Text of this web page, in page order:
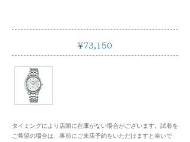
¥73,150
タイミングにより店頭に在庫がない場合がございます。試着を
ご希望の場合は、事前にご来店予約をいただけますと幸いで